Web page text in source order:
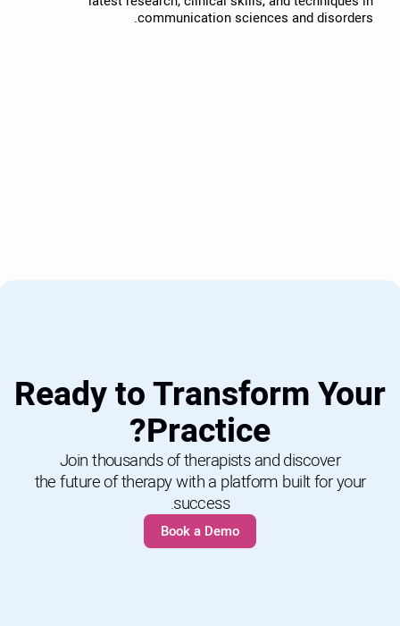
communication sciences and disorders.
Ready to Transform Your
Practice?
Join thousands of therapists and discover
the future of therapy with a platform built for your
success.
Book a Demo